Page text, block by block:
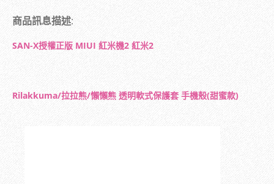
商品訊息描述:
SAN-X授權正版 MIUI 紅米機2 紅米2
Rilakkuma/拉拉熊/懶懶熊 透明軟式保護套 手機殼(甜蜜款)